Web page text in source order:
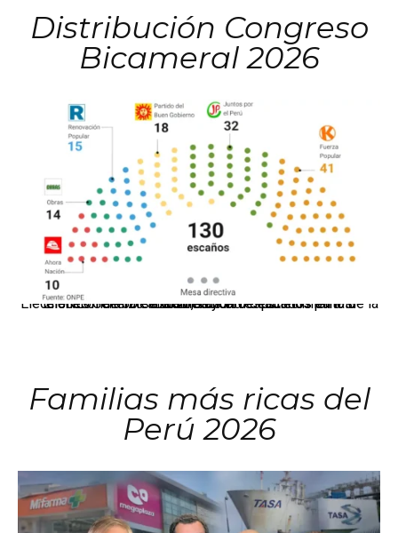
Distribución Congreso
Bicameral 2026
El JNE oficializó la distribución de escaños para la elección de 60 senadores y 130 diputados en las Elecciones Generales 2026, tras el restablecimiento de la Bicameralidad.
Familias más ricas del
Perú 2026